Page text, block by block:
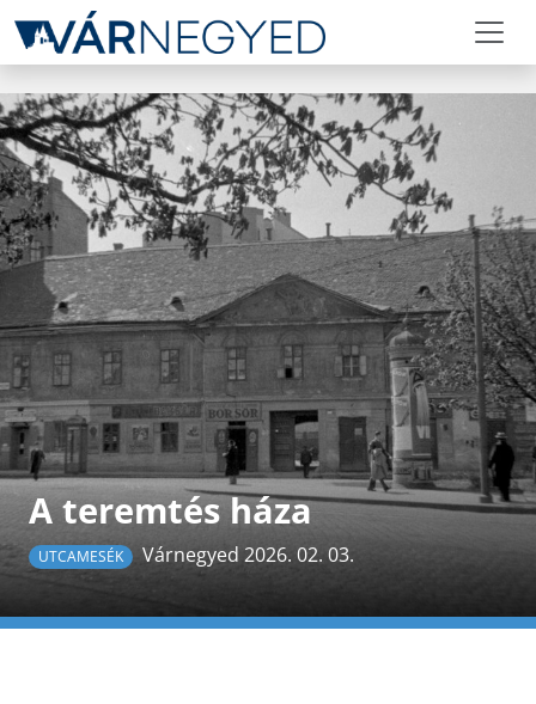
A teremtés háza
UTCAMESÉK Várnegyed 2026. 02. 03.